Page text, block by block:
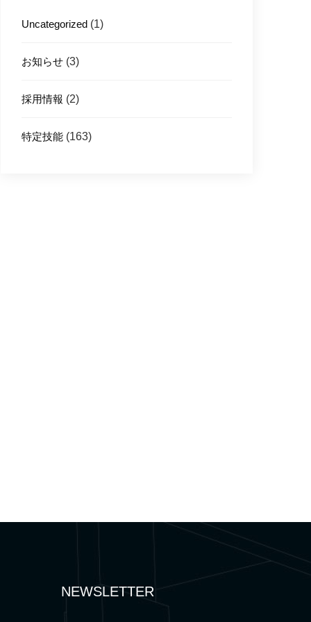
Uncategorized (1)
お知らせ (3)
採用情報 (2)
特定技能 (163)
NEWSLETTER